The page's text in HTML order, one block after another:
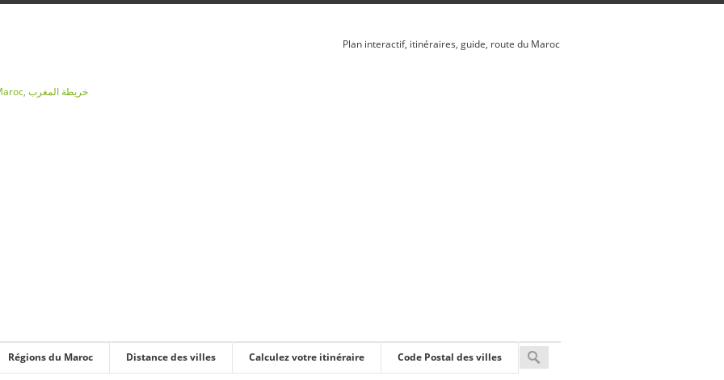
, خريطة المغرب
Plan interactif, itinéraires, guide, route du Maroc
Régions du Maroc Distance des villes Calculez votre itinéraire Code Postal des villes